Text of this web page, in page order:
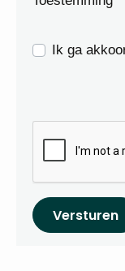
Ik ga
Versturen